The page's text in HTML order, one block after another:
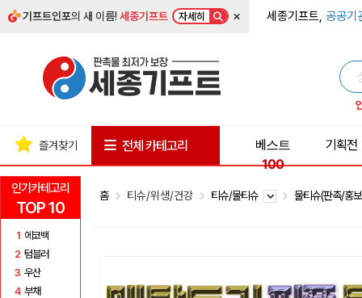
기프트인포의 새 이름!세종기프트 자세히 × 세종기프트, 공공기
인기카테고리
TOP 10
1 에코백
2 텀블러
3 우산
4 부채
즐겨찾기 전체 카테고리
베스트
100
기획전
홈 티슈/위생/건강 티슈/물티슈 물티슈(판촉/홍